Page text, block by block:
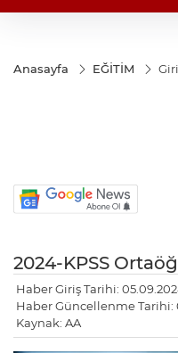
Anasayfa EĞİTİM
2024-KPSS
Haber Giriş Tarihi:
Haber Güncellenme Tarihi:
Kaynak: AA